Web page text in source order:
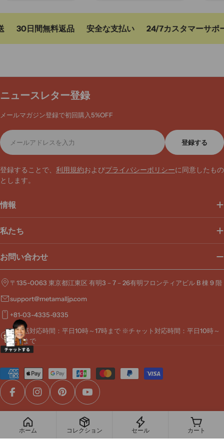
30日間無料返品 安全な支払い 24/7カスタマーサポー
ニュースレター登録
メールマガジン登録で初回購入5%OFF
メ
ー
ル
ド
レ
登録する
登録することで、 利用規約およびプライバシーポリシーに同意したもの
とします。
情報
私たち
お問い合わせ
〒135-0063 東京都江東区 有明3－7－26有明フロンティアビル B 棟 9 階
support@metamalljp.com
+81-03-4335-9335
※電話対応時間：平日10時～17時まで ※チャット対応時間：平日10時～
19時まで
支
払
い
方
FacebookInstagramPinterest YouTube
© 2026MetaMall
ホーム コレクション セール カート